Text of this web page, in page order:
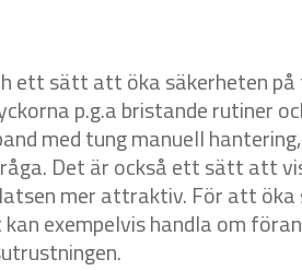
ett sätt att öka säkerheten
p.g.a bristande rutiner
med tung manuell
Det är också ett sätt att
mer attraktiv. För att öka
exempelvis handla om